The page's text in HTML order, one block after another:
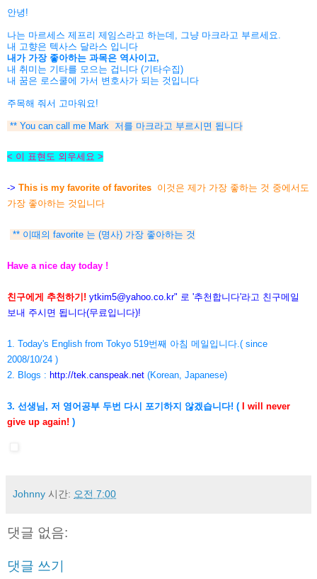
안녕!
나는 마르세스 제프리 제임스라고 하는데, 그냥 마크라고 부르세요.
내 고향은 텍사스 달라스 입니다
내가 가장 좋아하는 과목은 역사이고,
내 취미는 기타를 모으는 겁니다 (기타수집)
내 꿈은 로스쿨에 가서 변호사가 되는 것입니다
주목해 줘서 고마워요!
** You can call me Mark 저를 마크라고 부르시면 됩니다
< 이 표현도 외우세요 >
-> This is my favorite of favorites 이것은 제가 가장 좋하는 것 중에서도
가장 좋아하는 것입니다
** 이때의 favorite 는 (명사) 가장 좋아하는 것
Have a nice day today !
친구에게 추천하기! ytkim5@yahoo.co.kr" 로 '추천합니다'라고 친구메일
보내 주시면 됩니다(무료입니다)!
1. Today's English from Tokyo 519번째 아침 메일입니다.( since
2008/10/24 )
2. Blogs : http://tek.canspeak.net (Korean, Japanese)
3. 선생님, 저 영어공부 두번 다시 포기하지 않겠습니다! (
I will never
give up again! )
Johnny 시간: 오전 7:00
댓글 없음:
댓글 쓰기